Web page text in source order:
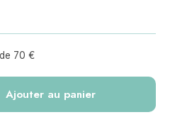
70 €
Ajouter au panier